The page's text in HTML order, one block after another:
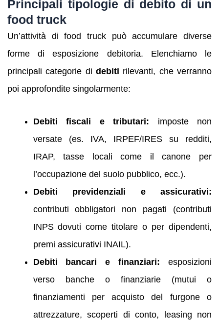
Principali tipologie di debito di un
food truck
Un’attività di food truck può accumulare diverse
forme di esposizione debitoria. Elenchiamo le
principali categorie di debiti rilevanti, che verranno
poi approfondite singolarmente:
Debiti fiscali e tributari: imposte non
versate (es. IVA, IRPEF/IRES su redditi,
IRAP, tasse locali come il canone per
l’occupazione del suolo pubblico, ecc.).
Debiti previdenziali e assicurativi:
contributi obbligatori non pagati (contributi
INPS dovuti come titolare o per dipendenti,
premi assicurativi INAIL).
Debiti bancari e finanziari: esposizioni
verso banche o finanziarie (mutui o
finanziamenti per acquisto del furgone o
attrezzature, scoperti di conto, leasing non